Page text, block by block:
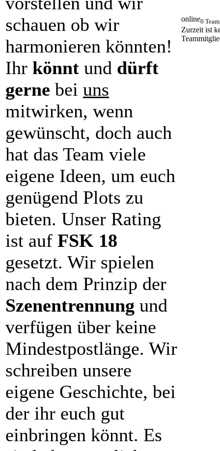
schauen ob wir
harmonieren könnten!
Ihr könnt und dürft
gerne bei uns
mitwirken, wenn
gewünscht, doch auch
hat das Team viele
eigene Ideen, um euch
genügend Plots zu
bieten. Unser Rating
ist auf FSK 18
gesetzt. Wir spielen
nach dem Prinzip der
Szenentrennung und
verfügen über keine
Mindestpostlänge. Wir
schreiben unsere
eigene Geschichte, bei
der ihr euch gut
einbringen könnt. Es
online0
Zurzeit ist